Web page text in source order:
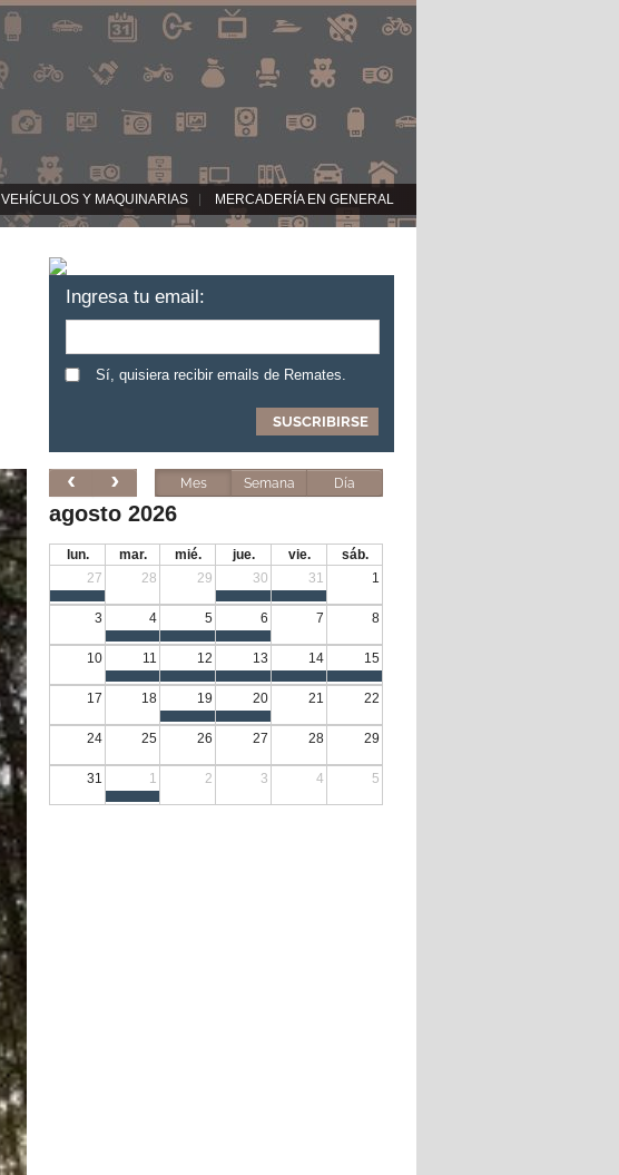
VEHÍCULOS Y MAQUINARIAS MERCADERÍA EN GENERAL
Ingresa tu email:
Sí, quisiera recibir emails de Remates.
Mes Semana Día
agosto 2026
lun. mar. mié. jue. vie.
sáb.
27
28 29 30 31 1
3 4 5 6 7 8
10 11 12 13 14 15
17 18 19 20 21 22
24 25 26 27 28 29
31 1 2 3 4 5